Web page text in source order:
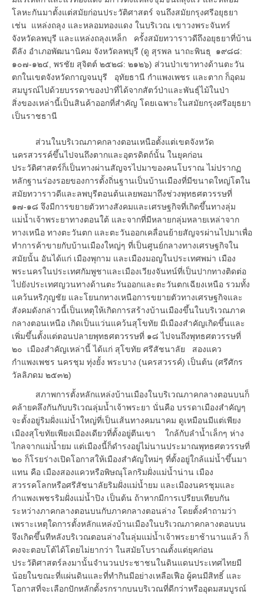
โลหะกันมาตั้งแต่สมัยก่อนประวัติศาสตร์ จนถึงสมัยกรุงศรีอยุธยา
เช่น แหล่งถลุง และหลอมทองแดง ในบริเวณ เขาวงพระจันทร์
จังหวัดลพบุรี และแหล่งถลุงเหล็ก ครั้งสมัยทวาราวดีถึงอยุธยาที่บ้าน
ดีลัง อำเภอพัฒนานิคม จังหวัดลพบุรี (ดู สุรพล นาถะพินธุ ๑๙๘๘:
๑๐๗-๑๒๔, พรชัย สุจิตต์ ๒๕๒๘: ๒๑๒๖) ส่วนป่าเขาทางด้านตะวัน
ตกในเขตจังหวัดกาญจนบุรี อุทัยธานี กำแพงเพชร และตาก ก็อุดม
สมบูรณ์ไปด้วยบรรดาของป่าที่ได้จากสัตว์ป่าและพันธุ์ไม้ในป่า
สิ่งของเหล่านี้เป็นสินค้าออกที่สำคัญ โดยเฉพาะในสมัยกรุงศรีอยุธยา
เป็นราชธานี
ส่วนในบริเวณภาคกลางตอนเหนือตั้งแต่เขตจังหวัด
นครสวรรค์ขึ้นไปจนถึงตากและอุตรดิตถ์นั้น ในยุคก่อน
ประวัติศาสตร์ก็เป็นทางผ่านสัญจรไปมาของคนโบราณ ไม่ปรากฏ
หลักฐานร่องรอยของการตั้งถิ่นฐานเป็นบ้านเมืองที่มีขนาดใหญ่โตใน
สมัยทวาราวดีและลพบุรีตอนต้นเลยพอมาถึงช่วงพุทธศตวรรษที่
๑๗-๑๘ จึงมีการขยายตัวทางสังคมและเศรษฐกิจที่เกิดขึ้นทางลุ่ม
แม่น้ำเจ้าพระยาทางตอนใต้ และจากที่มีหลายกลุ่มหลายเหล่าจาก
ทางเหนือ ทางตะวันตก และตะวันออกเคลื่อนย้ายสัญจรผ่านไปมาเพื่อ
ทำการค้าขายกับบ้านเมืองใหญ่ๆ ที่เป็นศูนย์กลางทางเศรษฐกิจใน
สมัยนั้น อันได้แก่ เมืองพุกาม และเมืองมอญในประเทศพม่า เมือง
พระนครในประเทศกัมพูชาและเมืองเวียงจันทน์ที่เป็นปากทางติดต่อ
ไปยังประเทศญวนทางด้านตะวันออกและตะวันตกเฉียงเหนือ รวมทั้ง
แคว้นหริภุญชัย และโยนกทางเหนือการขยายตัวทางเศรษฐกิจและ
สังคมดังกล่าวนี้เป็นเหตุให้เกิดการสร้างบ้านเมืองขึ้นในบริเวณภาค
กลางตอนเหนือ เกิดเป็นแว่นแคว้นสุโขทัย มีเมืองสำคัญเกิดขึ้นและ
เพิ่มขึ้นตั้งแต่ตอนปลายพุทธศตวรรษที่ ๑๘ ไปจนถึงพุทธศตวรรษที่
๒๐ เมืองสำคัญเหล่านี้ ได้แก่ สุโขทัย ศรีสัชนาลัย สองแคว
กำแพงเพชร นครชุม ทุ่งยั้ง พระบาง (นครสวรรค์) เป็นต้น (ศรีศักร
วัลลิภดม ๒๕๓๒)
สภาพการตั้งหลักแหล่งบ้านเมืองในบริเวณภาคกลางตอนบนก็
คล้ายคลึงกันกับบริเวณลุ่มน้ำเจ้าพระยา นั่นคือ บรรดาเมืองสำคัญๆ
จะตั้งอยู่ริมฝั่งแม่น้ำใหญ่ที่เป็นเส้นทางคมนาคม ดูเหมือนมีแต่เพียง
เมืองสุโขทัยเพียงเมืองเดียวที่ตั้งอยู่ตีนเขา ใกล้กับลำน้ำเล็กๆ ห่าง
ไกลจากแม่น้ำยม แต่เมืองนี้ก็ดำรงอยู่ไม่นานประมาณพุทธศตวรรษที่
๒๐ ก็โรยร่างเปิดโอกาสให้เมืองสำคัญใหม่ๆ ที่ตั้งอยู่ใกล้แม่น้ำขึ้นมา
แทน คือ เมืองสองแควหรือพิษณุโลกริมฝั่งแม่น้ำน่าน เมือง
สวรรคโลกหรือศรีสัชนาลัยริมฝั่งแม่น้ำยม และเมืองนครชุมและ
กำแพงเพชรริมฝั่งแม่น้ำปิง เป็นต้น ถ้าหากมีการเปรียบเทียบกัน
ระหว่างภาคกลางตอนบนกับภาคกลางตอนล่าง โดยตั้งคำถามว่า
เพราะเหตุใดการตั้งหลักแหล่งบ้านเมืองในบริเวณภาคกลางตอนบน
จึงเกิดขึ้นทีหลังบริเวณตอนล่างในลุ่มแม่น้ำเจ้าพระยาช้านานแล้ว ก็
คงจะตอบโต้ได้โดยไม่ยากว่า ในสมัยโบราณตั้งแต่ยุคก่อน
ประวัติศาสตร์ลงมานั้นจำนวนประชาชนในดินแดนประเทศไทยมี
น้อยในขณะที่แผ่นดินและที่ทำกินมีอย่างเหลือเฟือ ผู้คนมีสิทธิ์ และ
โอกาสที่จะเลือกปักหลักตั้งรกรากบนบริเวณที่ดีกว่าหรืออุดมสมบูรณ์